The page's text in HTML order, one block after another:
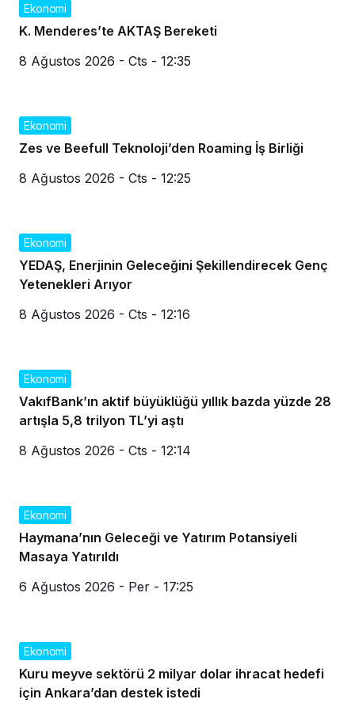
Ekonomi
K. Menderes’te AKTAŞ Bereketi
8 Ağustos 2026 - Cts - 12:35
Ekonomi
Zes ve Beefull Teknoloji’den Roaming İş Birliği
8 Ağustos 2026 - Cts - 12:25
Ekonomi
YEDAŞ, Enerjinin Geleceğini Şekillendirecek Genç
Yetenekleri Arıyor
8 Ağustos 2026 - Cts - 12:16
Ekonomi
VakıfBank’ın aktif büyüklüğü yıllık bazda yüzde 28
artışla 5,8 trilyon TL’yi aştı
8 Ağustos 2026 - Cts - 12:14
Ekonomi
Haymana’nın Geleceği ve Yatırım Potansiyeli
Masaya Yatırıldı
6 Ağustos 2026 - Per - 17:25
Ekonomi
Kuru meyve sektörü 2 milyar dolar ihracat hedefi
için Ankara’dan destek istedi